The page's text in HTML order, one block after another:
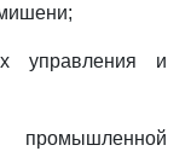
управления и
промышленной